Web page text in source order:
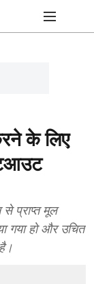
के लिए
प्राप्त मूल
गया हो और उचित